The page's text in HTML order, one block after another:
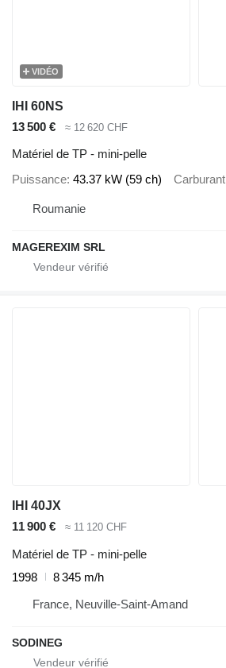
VIDÉO
IHI 60NS
13 500 €
≈ 12 620 CHF
Matériel de TP - mini-pelle
Puissance 43.37 kW (59 ch) Carburant
Roumanie
MAGEREXIM SRL
IHI 40JX
11 900 €
≈ 11 120 CHF
Matériel de TP - mini-pelle
1998
8 345 m/h
France, Neuville-Saint-Amand
SODINEG